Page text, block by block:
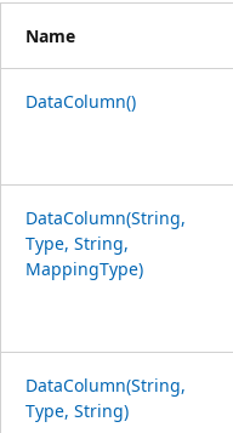
Name
DataColumn()
DataColumn(String,
Type, String,
MappingType)
DataColumn(String,
Type, String)